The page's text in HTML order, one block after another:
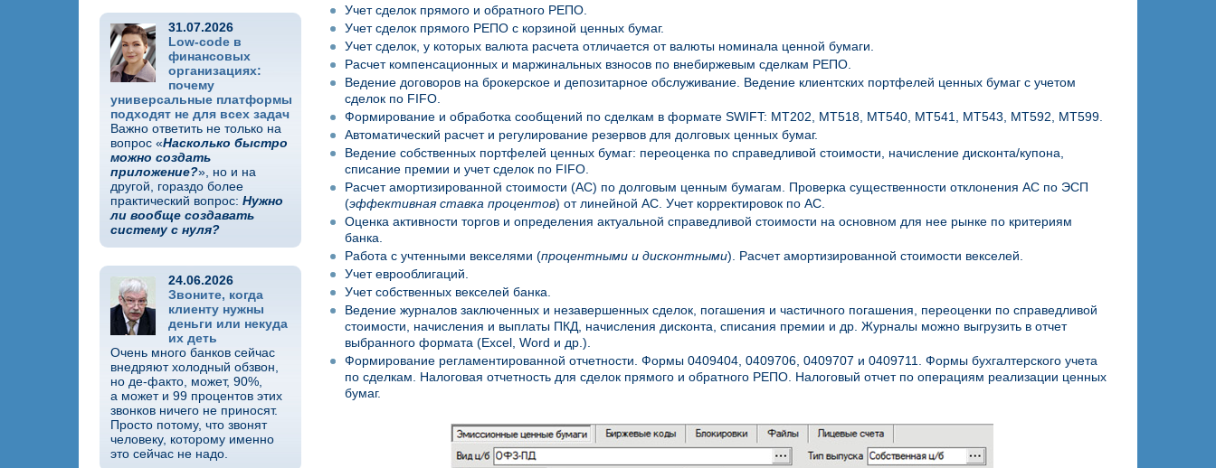
31.07.2026
Low-code в
финансовых
организациях:
почему
универсальные платформы
подходят не для всех задач
Важно ответить не только на
вопрос «Насколько быстро
можно создать
приложение?», но и на
другой, гораздо более
практический вопрос:Нужно
ли вообще создавать
систему с нуля?
24.06.2026
Звоните, когда
клиенту нужны
деньги или некуда
их деть
Очень много банков сейчас
внедряют холодный обзвон,
но де-факто, может, 90%,
а может и 99 процентов этих
звонков ничего не приносят.
Просто потому, что звонят
человеку, которому именно
это сейчас не надо.
Учет сделок прямого и обратного РЕПО.
Учет сделок прямого РЕПО с корзиной ценных бумаг.
Учет сделок, у которых валюта расчета отличается от валюты номинала ценной бумаги.
Расчет компенсационных и маржинальных взносов по внебиржевым сделкам РЕПО.
Ведение договоров на брокерское и депозитарное обслуживание. Ведение клиентских портфелей ценных бумаг с учетом
сделок по FIFO.
Формирование и обработка сообщений по сделкам в формате SWIFT: МТ202, МТ518, МТ540, МТ541, МТ543, МТ592, МТ599.
Автоматический расчет и регулирование резервов для долговых ценных бумаг.
Ведение собственных портфелей ценных бумаг: переоценка по справедливой стоимости, начисление дисконта/купона,
списание премии и учет сделок по FIFO.
Расчет амортизированной стоимости (АС) по долговым ценным бумагам. Проверка существенности отклонения АС по ЭСП
(эффективная ставка процентов) от линейной АС. Учет корректировок по АС.
Оценка активности торгов и определения актуальной справедливой стоимости на основном для нее рынке по критериям
банка.
Работа с учтенными векселями (процентными и дисконтными). Расчет амортизированной стоимости векселей.
Учет еврооблигаций.
Учет собственных векселей банка.
Ведение журналов заключенных и незавершенных сделок, погашения и частичного погашения, переоценки по справедливой
стоимости, начисления и выплаты ПКД, начисления дисконта, списания премии и др. Журналы можно выгрузить в отчет
выбранного формата (Excel, Word и др.).
Формирование регламентированной отчетности. Формы 0409404, 0409706, 0409707 и 0409711. Формы бухгалтерского учета
по сделкам. Налоговая отчетность для сделок прямого и обратного РЕПО. Налоговый отчет по операциям реализации ценных
бумаг.